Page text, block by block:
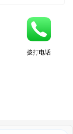
拨打电话